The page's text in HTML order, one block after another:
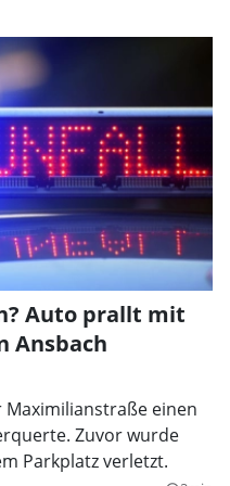
Auto prallt mit
Ansbach
Maximilianstraße einen
Zuvor wurde
Parkplatz verletzt.